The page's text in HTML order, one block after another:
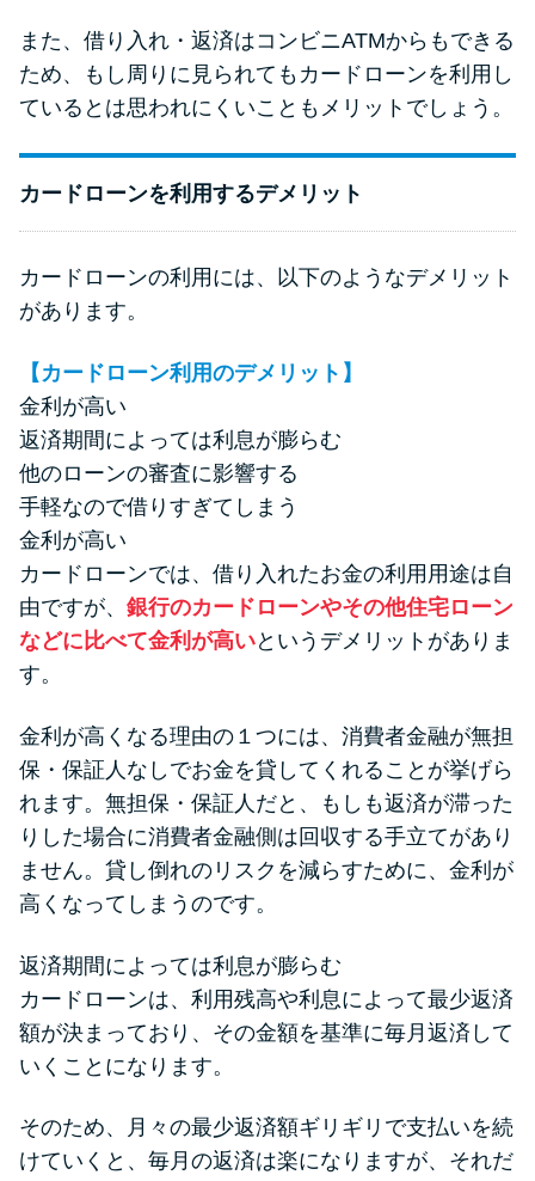
また、借り入れ・返済はコンビニATMからもできる
ため、もし周りに見られてもカードローンを利用し
ているとは思われにくいこともメリットでしょう。
カードローンを利用するデメリット
カードローンの利用には、以下のようなデメリット
があります。
【カードローン利用のデメリット】
金利が高い
返済期間によっては利息が膨らむ
他のローンの審査に影響する
手軽なので借りすぎてしまう
金利が高い
カードローンでは、借り入れたお金の利用用途は自
由ですが、 銀行のカードローンやその他住宅ローン
などに比べて金利が高いというデメリットがありま
す。
金利が高くなる理由の１つには、消費者金融が無担
保・保証人なしでお金を貸してくれることが挙げら
れます。無担保・保証人だと、もしも返済が滞った
りした場合に消費者金融側は回収する手立てがあり
ません。貸し倒れのリスクを減らすために、金利が
高くなってしまうのです。
返済期間によっては利息が膨らむ
カードローンは、利用残高や利息によって最少返済
額が決まっており、その金額を基準に毎月返済して
いくことになります。
そのため、月々の最少返済額ギリギリで支払いを続
けていくと、毎月の返済は楽になりますが、それだ